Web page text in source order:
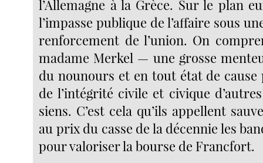
l’Allemagne à la Grèce. Sur le plan
l’impasse publique de l’affaire sous
renforcement de l’union. On
madame Merkel — une grosse
du nounours et en tout état de cause
de l’intégrité civile et civique
siens. C’est cela qu’ils appellent
au prix du casse de la décennie les
pour valoriser la bourse de Francfort.